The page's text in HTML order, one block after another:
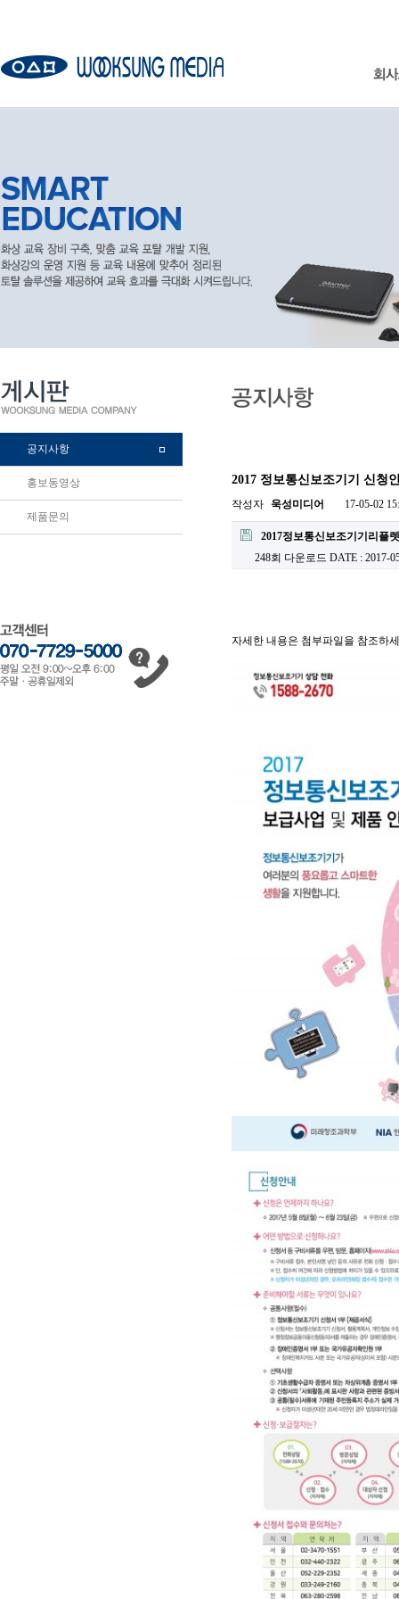
공지사항
홍보동영상
제품문의
2017 정보통신보조기기 신청
작성자 욱성미디어 17-05-02
2017정보통신보조기기리플
248회 다운로드 DATE : 2017-
자세한 내용은 첨부파일을 참조하